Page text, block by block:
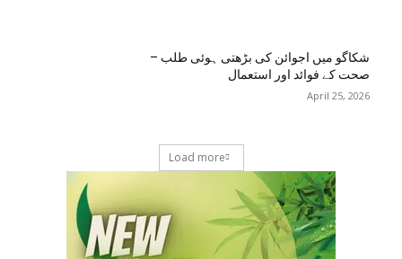
شکاگو میں اجوائن کی بڑھتی ہوئی طلب –
صحت کے فوائد اور استعمال
April 25, 2026
Load more